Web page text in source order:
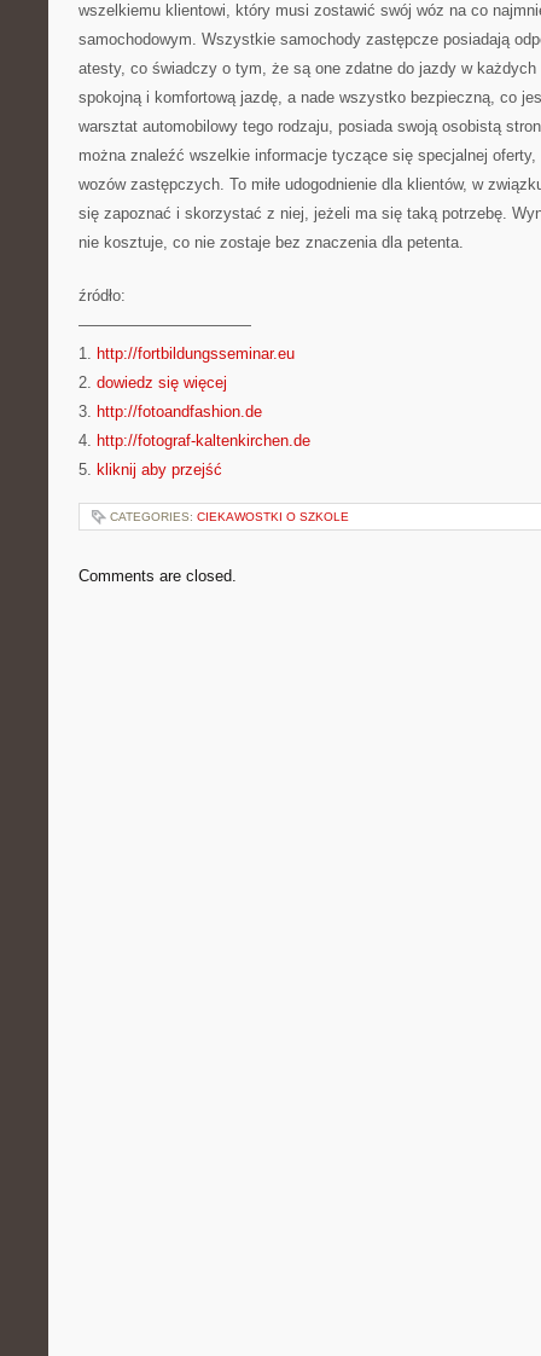
wszelkiemu klientowi, który musi zostawić swój wóz na co
samochodowym. Wszystkie samochody zastępcze posiadają
atesty, co świadczy o tym, że są one zdatne do jazdy w każdych
spokojną i komfortową jazdę, a nade wszystko bezpieczną, co
warsztat automobilowy tego rodzaju, posiada swoją osobistą
można znaleźć wszelkie informacje tyczące się specjalnej
wozów zastępczych. To miłe udogodnienie dla klientów, w
się zapoznać i skorzystać z niej, jeżeli ma się taką potrzebę.
nie kosztuje, co nie zostaje bez znaczenia dla petenta.
źródło:
———————————
1. http://fortbildungsseminar.eu
2. dowiedz się więcej
3. http://fotoandfashion.de
4. http://fotograf-kaltenkirchen.de
5. kliknij aby przejść
CATEGORIES: CIEKAWOSTKI O SZKOLE
Comments are closed.